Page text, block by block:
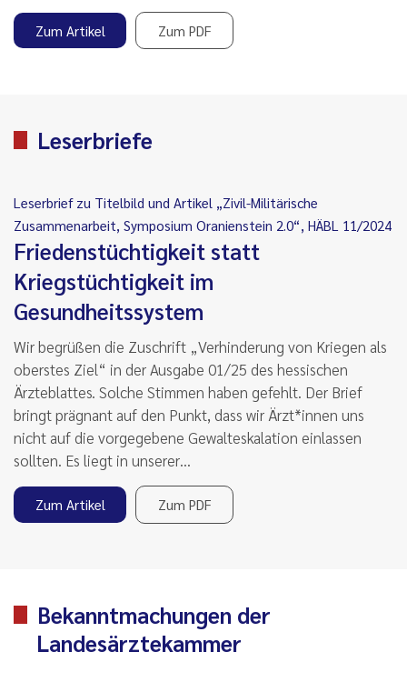
Zum Artikel Zum PDF
Leserbriefe
Leserbrief zu Titelbild und Artikel „Zivil-Militärische
Zusammenarbeit, Symposium Oranienstein 2.0“, HÄBL 11/2024
Friedenstüchtigkeit statt
Kriegstüchtigkeit im
Gesundheitssystem
Wir begrüßen die Zuschrift „Verhinderung von Kriegen als
oberstes Ziel“ in der Ausgabe 01/25 des hessischen
Ärzteblattes. Solche Stimmen haben gefehlt. Der Brief
bringt prägnant auf den Punkt, dass wir Ärzt*innen uns
nicht auf die vorgegebene Gewalteskalation einlassen
sollten. Es liegt in unserer…
Zum Artikel Zum PDF
Bekanntmachungen der
Landesärztekammer